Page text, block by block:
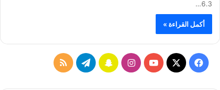
6.3…
أكمل القراءة »
س